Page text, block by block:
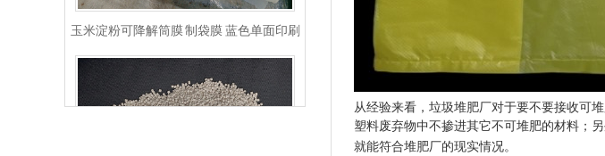
从经验来看，垃圾堆肥厂对于要不要接收可
塑料废弃物中不掺进其它不可堆肥的材料；
就能符合堆肥厂的现实情况。